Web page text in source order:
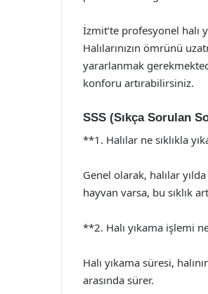
İzmit’te profesyonel halı
Halılarınızın ömrünü
yararlanmak
konforu artırabilirsiniz.
SSS (Sıkça Sorulan
**1. Halılar ne sıklıkla
Genel olarak, halılar
hayvan varsa, bu sıklık
**2. Halı yıkama işlemi
Halı yıkama süresi,
arasında sürer.